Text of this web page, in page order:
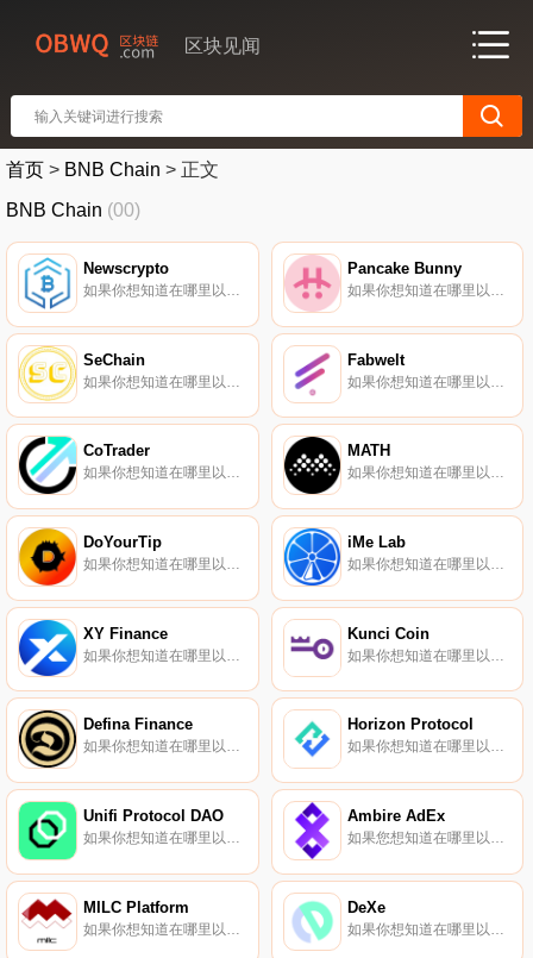
区块见闻
首页 > BNB Chain > 正文
BNB Chain (00)
Newscrypto
如果你想知道在哪里以当前价格购买Newscrypto,目前交易{Newscrypto]股票的顶级加密货币交易所是DigiFinex、KuCoin、Gate.io、MEXC和BKEX。您可以在我们的加密货币交易所页面上找到其他列表.
Pancake Bunny
如果你想知道在哪里以当前价格购买Pancake Bunny,目前交易{Pancake Bunny]股票的顶级加密货币交易所是CoinW、MEXC、PancakeSwap（V2）、HotBUNNYt和PancakeSwap。您可以在我们的加密货币交易所页面上找到其他列表.
SeChain Fabwelt
CoTrader
如果你想知道在哪里以当前价格购买CoTrader,目前交易{CoTrader]股票的顶级加密货币交易所是Bancor Network。您可以在我们的加密货币交易所页面上找到其他列表。CoTrader（COT）是一种加密货币,在以太坊平台上运行.
MATH
如果你想知道在哪里以当前价格购买MATH,目前交易{MATH]股票的顶级加密货币交易所是Hotcoin Global、BitMart、Gate.io、XT.COM和MEXC。您可以在我们的加密货币交易所页面上找到其他列表.
DoYourTip
如果你想知道在哪里以当前价格购买DoYourTip,目前交易{DoYourTip]股票的顶级加密货币交易所是TxDYTt。您可以在我们的加密货币交易所页面上找到其他列表。DoYourTip概括了一个地方的精神和能量,在这里你可以遇到来自七大洲的人,并获得闲逛和活跃在团队中的代币.
iMe Lab
如果你想知道在哪里以当前价格购买iMe Lab,目前交易{iMe Lab]股票的顶级加密货币交易所是Gate.io、AscendEX（BitMax）、PancakeSwap（V2）和ApeSwap（BSC）。您可以在我们的加密货币交易所页面上找到其他列表.
XY Finance Kunci Coin
Defina Finance
如果你想知道在哪里以当前价格购买Defina Finance,目前交易{Defina Finance]股票的顶级加密货币交易所是Bitrue、CoinTiger、MEXC、BKEX和PancakeSwap（V2）。您可以在我们的加密货币交易所页面上找到其他列表.
Horizon Protocol
如果你想知道在哪里以当前价格购买Horizon Protocol,目前交易{Horizon Protocol]股票的顶级加密货币交易所是MEXC和DODO（BSC）。您可以在我们的加密货币交易所页面上找到其他列表.
Unifi Protocol DAO
如果你想知道在哪里以当前价格购买Unifi Protocol DAO,目前交易{Unifi Protocol DAO]股票的顶级加密货币交易所是Binance、Bitrue、ByUNFIt、Bitget和Hotcoin Global。您可以在我们的加密货币交易所页面上找到其他列表.
Ambire AdEx
如果您想知道在哪里以当前价格购买AmADXre AdEx,目前交易｛ADXnname｝股票的顶级加密货币交易所是Binance、Bitrue、SuperEx、KuCoin和Gate.io。您可以在我们的加密货币交易所页面上找到其他交易所.
MILC Platform DeXe